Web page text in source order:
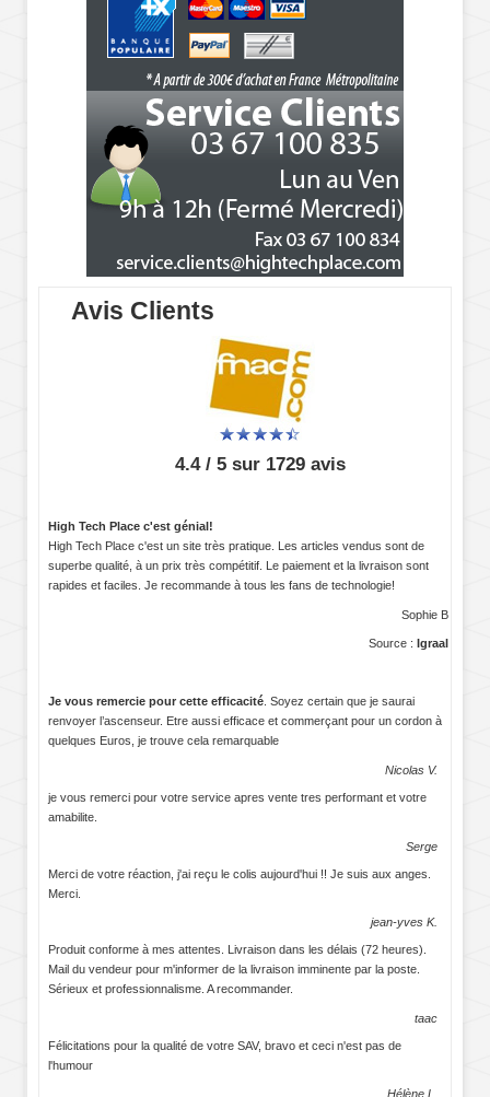
Avis Clients
4.4 / 5 sur 1729 avis
High Tech Place c'est génial!
High Tech Place c'est un site très pratique. Les articles vendus sont de
superbe qualité, à un prix très compétitif. Le paiement et la livraison sont
rapides et faciles. Je recommande à tous les fans de technologie!
Sophie B
Source : Igraal
Je vous remercie pour cette efficacité. Soyez certain que je saurai
renvoyer l’ascenseur. Etre aussi efficace et commerçant pour un cordon à
quelques Euros, je trouve cela remarquable
Nicolas V.
je vous remerci pour votre service apres vente tres performant et votre
amabilite.
Serge
Merci de votre réaction, j'ai reçu le colis aujourd'hui !! Je suis aux anges.
Merci.
jean-yves K.
Produit conforme à mes attentes. Livraison dans les délais (72 heures).
Mail du vendeur pour m'informer de la livraison imminente par la poste.
Sérieux et professionnalisme. A recommander.
taac
Félicitations pour la qualité de votre SAV, bravo et ceci n'est pas de
l'humour
Hélène L.